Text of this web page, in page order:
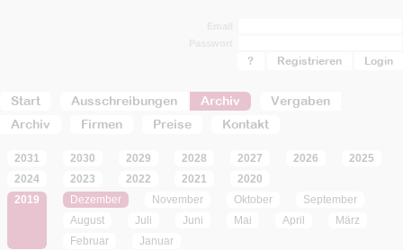
Start Ausschreibungen Archiv
Vergaben
Archiv
Firmen Preise Kontakt
? Registrieren
2031 2030 2029 2028 2027 2026
2025
2024
2023 2022 2021
2020
2019
Dezember November Oktober
September
August
Juli Juni Mai April
März
Februar
Januar